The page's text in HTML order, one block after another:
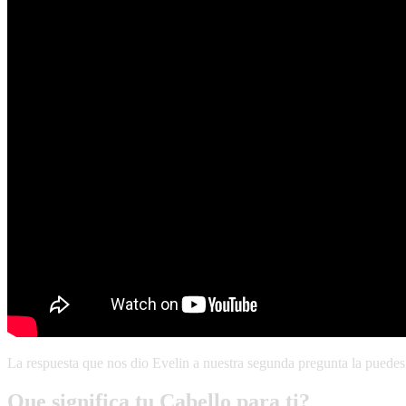
La respuesta que nos dio Evelin a nuestra segunda pregunta la